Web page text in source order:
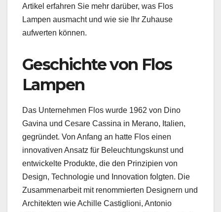
Artikel erfahren Sie mehr darüber, was Flos
Lampen ausmacht und wie sie Ihr Zuhause
aufwerten können.
Geschichte von Flos
Lampen
Das Unternehmen Flos wurde 1962 von Dino
Gavina und Cesare Cassina in Merano, Italien,
gegründet. Von Anfang an hatte Flos einen
innovativen Ansatz für Beleuchtungskunst und
entwickelte Produkte, die den Prinzipien von
Design, Technologie und Innovation folgten. Die
Zusammenarbeit mit renommierten Designern und
Architekten wie Achille Castiglioni, Antonio